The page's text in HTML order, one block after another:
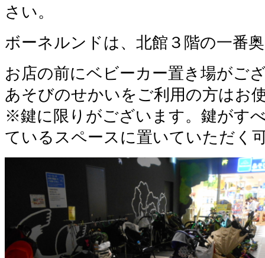
さい。
ボーネルンドは、北館３階の一番
お店の前にベビーカー置き場がご
あそびのせかいをご利用の方はお
※鍵に限りがございます。鍵がす
ているスペースに置いていただく